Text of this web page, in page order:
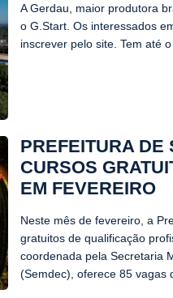
A Gerdau, maior produtora
o G.Start. Os interessados
inscrever pelo site. Tem até o
PREFEITURA DE
CURSOS
EM FEVEREIRO
Neste mês de fevereiro, a
gratuitos de qualificação
coordenada pela Secretaria
(Semdec), oferece 85 vagas